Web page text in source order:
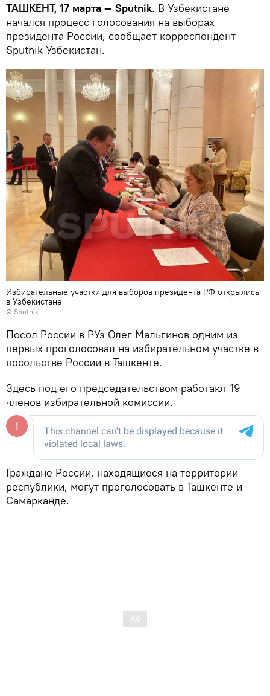
ТАШКЕНТ, 17 марта — Sputnik. В Узбекистане
начался процесс голосования на выборах
президента России, сообщает корреспондент
Sputnik Узбекистан.
Избирательные участки для выборов президента РФ открылись
в Узбекистане
© Sputnik
Посол России в РУз Олег Мальгинов одним из
первых проголосовал на избирательном участке в
посольстве России в Ташкенте.
Здесь под его председательством работают 19
членов избирательной комиссии.
Граждане России, находящиеся на территории
республики, могут проголосовать в Ташкенте и
Самарканде.